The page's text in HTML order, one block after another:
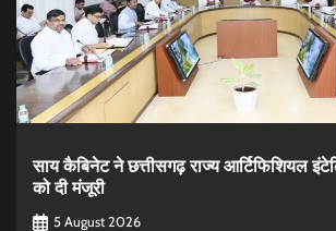
साय कैबिनेट ने छत्तीसगढ़ राज्य आर्टिफिशियल
को दी मंजूरी
5 August 2026